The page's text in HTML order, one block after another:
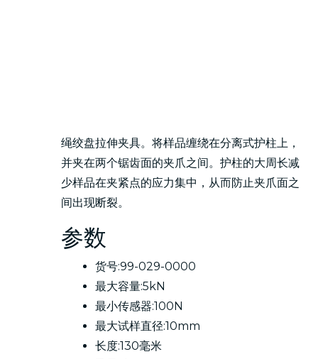
绳绞盘拉伸夹具。将样品缠绕在分离式护柱上，
并夹在两个锯齿面的夹爪之间。护柱的大周长减
少样品在夹紧点的应力集中，从而防止夹爪面之
间出现断裂。
参数
货号:99-029-0000
最大容量:5kN
最小传感器:100N
最大试样直径:10mm
长度:130毫米